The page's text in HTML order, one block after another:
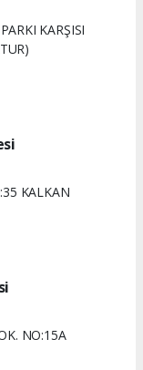
KARŞISI
KALKAN
NO:15A